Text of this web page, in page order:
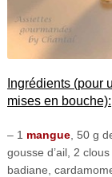
Ingrédients (pour
mises en bouche):
– 1 mangue, 50 g
gousse d’ail, 2
badiane,